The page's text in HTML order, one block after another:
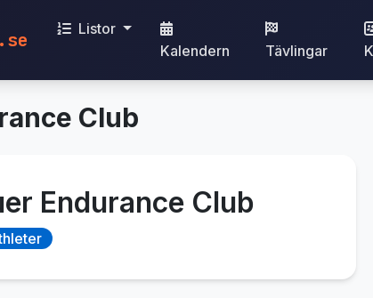
.se
Listor
Kalendern
Tävlingar
Club
Endurance Club